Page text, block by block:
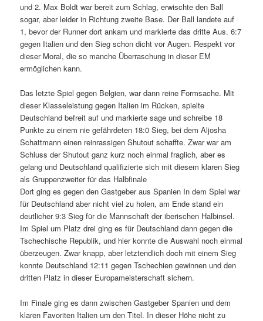
und 2. Max Boldt war bereit zum Schlag, erwischte den Ball
sogar, aber leider in Richtung zweite Base. Der Ball landete auf
1, bevor der Runner dort ankam und markierte das dritte Aus. 6:7
gegen Italien und den Sieg schon dicht vor Augen. Respekt vor
dieser Moral, die so manche Überraschung in dieser EM
ermöglichen kann.
Das letzte Spiel gegen Belgien, war dann reine Formsache. Mit
dieser Klasseleistung gegen Italien im Rücken, spielte
Deutschland befreit auf und markierte sage und schreibe 18
Punkte zu einem nie gefährdeten 18:0 Sieg, bei dem Aljosha
Schattmann einen reinrassigen Shutout schaffte. Zwar war am
Schluss der Shutout ganz kurz noch einmal fraglich, aber es
gelang und Deutschland qualifizierte sich mit diesem klaren Sieg
als Gruppenzweiter für das Halbfinale
Dort ging es gegen den Gastgeber aus Spanien In dem Spiel war
für Deutschland aber nicht viel zu holen, am Ende stand ein
deutlicher 9:3 Sieg für die Mannschaft der iberischen Halbinsel.
Im Spiel um Platz drei ging es für Deutschland dann gegen die
Tschechische Republik, und hier konnte die Auswahl noch einmal
überzeugen. Zwar knapp, aber letztendlich doch mit einem Sieg
konnte Deutschland 12:11 gegen Tschechien gewinnen und den
dritten Platz in dieser Europameisterschaft sichern.
Im Finale ging es dann zwischen Gastgeber Spanien und dem
klaren Favoriten Italien um den Titel. In dieser Höhe nicht zu